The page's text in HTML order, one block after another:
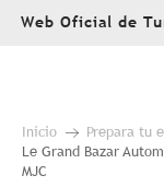
AllerWeb Oficial de
Inicio Prepara tu
Le Grand Bazar
MJC